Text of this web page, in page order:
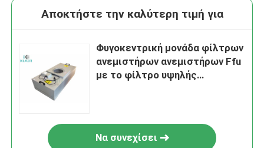
Αποκτήστε την καλύτερη τιμή για
Φυγοκεντρική μονάδα φίλτρων
ανεμιστήρων ανεμιστήρων Ffu
με το φίλτρο υψηλής
Να συνεχίσει